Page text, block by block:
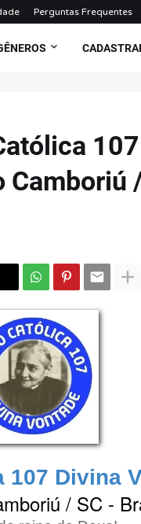
Perguntas Frequentes
Camboriú
107 Divina
/ SC -